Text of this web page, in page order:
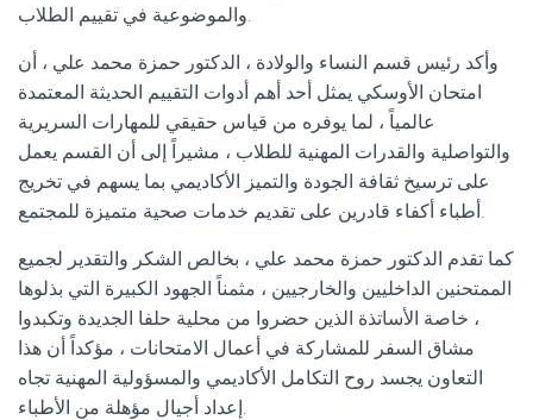
والموضوعية في تقييم الطلاب.
وأكد رئيس قسم النساء والولادة ، الدكتور حمزة محمد علي ، أن
امتحان الأوسكي يمثل أحد أهم أدوات التقييم الحديثة المعتمدة
عالمياً ، لما يوفره من قياس حقيقي للمهارات السريرية
والتواصلية والقدرات المهنية للطلاب ، مشيراً إلى أن القسم يعمل
على ترسيخ ثقافة الجودة والتميز الأكاديمي بما يسهم في تخريج
أطباء أكفاء قادرين على تقديم خدمات صحية متميزة للمجتمع.
كما تقدم الدكتور حمزة محمد علي ، بخالص الشكر والتقدير لجميع
الممتحنين الداخليين والخارجيين ، مثمناً الجهود الكبيرة التي بذلوها
، خاصة الأساتذة الذين حضروا من محلية حلفا الجديدة وتكبدوا
مشاق السفر للمشاركة في أعمال الامتحانات ، مؤكداً أن هذا
التعاون يجسد روح التكامل الأكاديمي والمسؤولية المهنية تجاه
إعداد أجيال مؤهلة من الأطباء.